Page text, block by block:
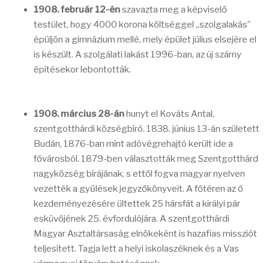
1908. február 12-énszavazta meg a képviselő
testület, hogy 4000 korona költséggel „szolgalakás”
épüljön a gimnázium mellé, mely épület július elsejére el
is készült. A szolgálati lakást 1996-ban, az új szárny
építésekor lebontották.
1908. március 28-ánhunyt el Kováts Antal,
szentgotthárdi községbíró. 1838. június 13-án született
Budán, 1876-ban mint adóvégrehajtó került ide a
fővárosból. 1879-ben választották meg Szentgotthárd
nagyközség bírájának, s ettől fogva magyar nyelven
vezették a gyűlések jegyzőkönyveit. A főtéren az ő
kezdeményezésére ültettek 25 hársfát a királyi pár
esküvőjének 25. évfordulójára. A szentgotthárdi
Magyar Asztaltársaság elnökeként is hazafias missziót
teljesített. Tagja lett a helyi iskolaszéknek és a Vas